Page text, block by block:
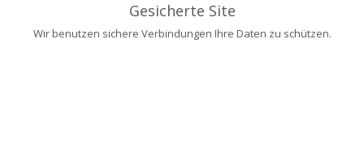
Gesicherte Site
Wir benutzen sichere Verbindungen Ihre Daten zu schützen.